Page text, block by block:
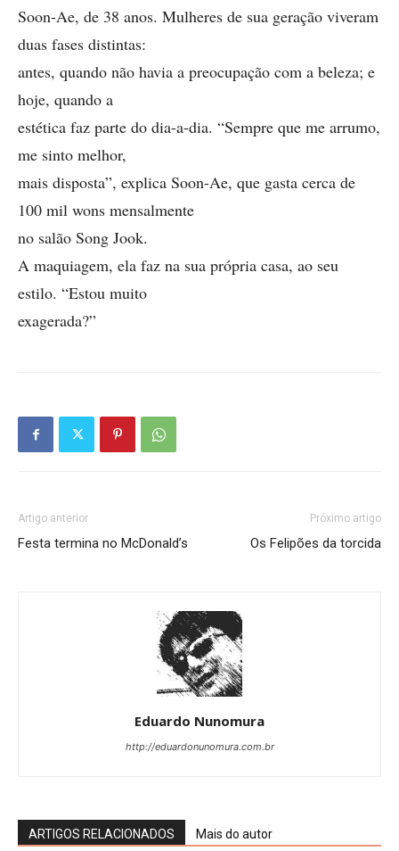
Soon-Ae, de 38 anos. Mulheres de sua geração viveram
duas fases distintas:
antes, quando não havia a preocupação com a beleza; e
hoje, quando a
estética faz parte do dia-a-dia. “Sempre que me arrumo,
me sinto melhor,
mais disposta”, explica Soon-Ae, que gasta cerca de
100 mil wons mensalmente
no salão Song Jook.
A maquiagem, ela faz na sua própria casa, ao seu
estilo. “Estou muito
exagerada?”
Artigo anterior
Festa termina no McDonald’s
Próximo artigo
Os Felipões da torcida
Eduardo Nunomura
http://eduardonunomura.com.br
ARTIGOS RELACIONADOS Mais do autor